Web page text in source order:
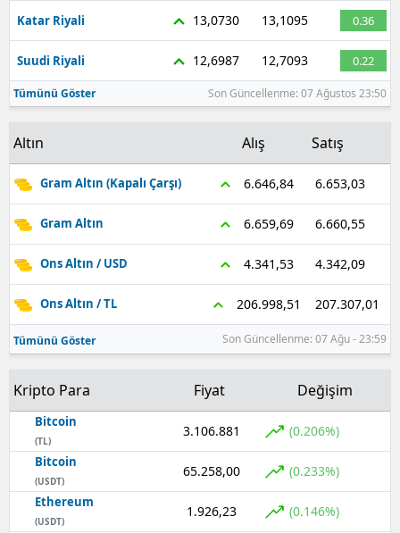
Niğde
Ordu
Rize
Sakarya
Siirt
Sinop
Sivas
Tekirdağ
Tokat
Trabzon
Tunceli
Şanlıurfa
Uşak
Katar Riyali 13,0730 13,1095 0.36
Suudi Riyali 12,6987 12,7093 0.22
Tümünü Göster Son Güncellenme: 07 Ağustos 23:50
Altın Alış Satış
Gram Altın (Kapalı Çarşı) 6.646,84 6.653,03
Gram Altın 6.659,69 6.660,55
Ons Altın / USD 4.341,53 4.342,09
Ons Altın / TL 206.998,51 207.307,01
Tümünü Göster Son Güncellenme: 07 Ağu - 23:59
Kripto Para Fiyat Değişim
Bitcoin
(TL)
3.106.881 (0.206%)
Bitcoin
(USDT)
65.258,00 (0.233%)
Ethereum
(USDT)
1.926,23 (0.146%)